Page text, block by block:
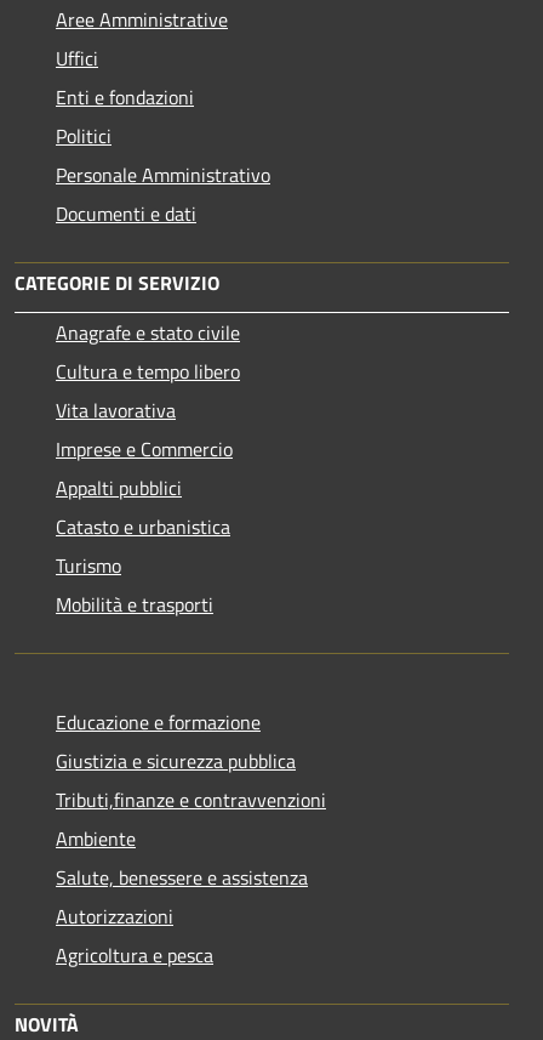
Aree Amministrative
Uffici
Enti e fondazioni
Politici
Personale Amministrativo
Documenti e dati
CATEGORIE DI SERVIZIO
Anagrafe e stato civile
Cultura e tempo libero
Vita lavorativa
Imprese e Commercio
Appalti pubblici
Catasto e urbanistica
Turismo
Mobilità e trasporti
Educazione e formazione
Giustizia e sicurezza pubblica
Tributi,finanze e contravvenzioni
Ambiente
Salute, benessere e assistenza
Autorizzazioni
Agricoltura e pesca
NOVITÀ